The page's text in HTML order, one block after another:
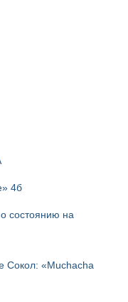
4б
состоянию на
Сокол: «Muchacha